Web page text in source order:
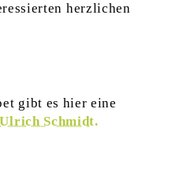
herzlichen
gibt es hier eine
Schmidt.